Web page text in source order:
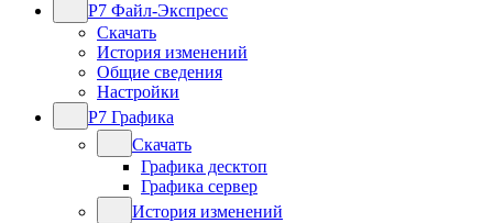
Р7 Файл-Экспресс
Скачать
История изменений
Общие сведения
Настройки
Р7 Графика
Скачать
Графика десктоп
Графика сервер
История изменений